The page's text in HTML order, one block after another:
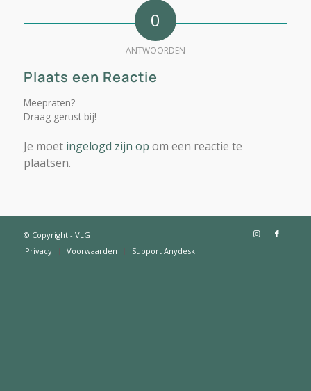
0
ANTWOORDEN
Plaats een Reactie
Meepraten?
Draag gerust bij!
Je moet ingelogd zijn op om een reactie te
plaatsen.
© Copyright - VLG
Privacy
Voorwaarden Support Anydesk